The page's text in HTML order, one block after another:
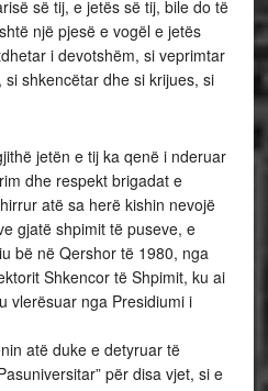
së tij, e jetës së tij, bile do të
një pjesë e vogël e jetës
i devotshëm, si veprimtar
shkencëtar dhe si krijues, si
jetën e tij ka qenë i nderuar
dhe respekt brigadat e
atë sa herë kishin nevojë
gjatë shpimit të puseve, e
bë në Qershor të 1980, nga
Shkencor të Shpimit, ku ai
vlerësuar nga Presidiumi i
duke e detyruar të
për disa vjet, si e